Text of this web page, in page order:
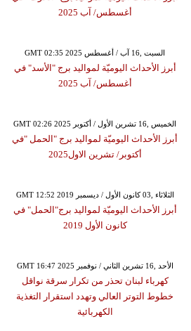
أغسطس/ آب 2025
GMT 02:35 2025 السبت ,16 آب / أغسطس
أبرز الأحداث اليوميّة لمواليد برج "الأسد" في
أغسطس/ آب 2025
GMT 02:26 2025 الخميس ,16 تشرين الأول / أكتوبر
أبرز الأحداث اليوميّة لمواليد برج "الحمل "في
أكتوبر/ تشرين الاول2025
GMT 12:52 2019 الثلاثاء ,03 كانون الأول / ديسمبر
أبرز الأحداث اليوميّة لمواليد برج"الحمل" في
كانون الأول 2019
GMT 16:47 2025 الأحد ,16 تشرين الثاني / نوفمبر
كهرباء لبنان تحذر من تكرار سرقة نواقل
خطوط التوتر العالي وتهدد استقرار التغذية
الكهربائية